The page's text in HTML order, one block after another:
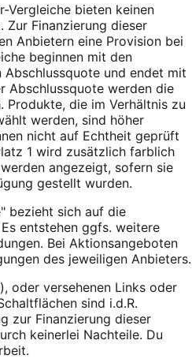
Vergleiche bieten keinen
Finanzierung dieser
Anbietern eine Provision bei
beginnen mit den
und endet mit
Abschlussquote werden die
Produkte, die im Verhältnis zu
werden, sind höher
nicht auf Echtheit geprüft
1 wird zusätzlich farblich
angezeigt, sofern sie
gestellt wurden.
bezieht sich auf die
entstehen ggfs. weitere
Bei Aktionsangeboten
des jeweiligen Anbieters.
oder versehenen Links oder
sind i.d.R.
zur Finanzierung dieser
keinerlei Nachteile. Du